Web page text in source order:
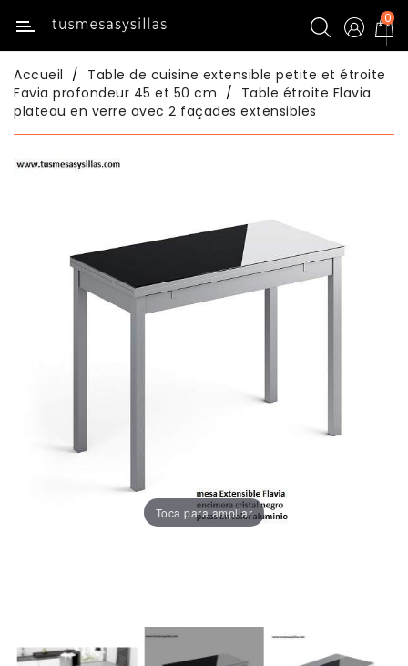
Catégorie
Inicio
Tables
Cuisine
Cuisine
Salle
0
Accueil
Table de cuisine extensible petite et étroite
Favia profondeur 45 et 50 cm
Table étroite Flavia
plateau en verre avec 2 façades extensibles
Toca para ampliar